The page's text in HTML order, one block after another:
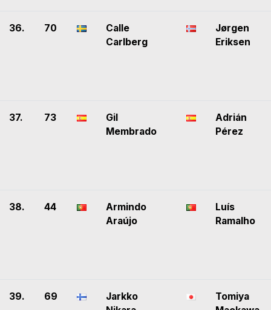
36. 70
Calle
Carlberg
Jørgen
Eriksen
37. 73
Gil
Membrado
Adrián
Pérez
38. 44
Armindo
Araújo
Luís
Ramalho
39. 69
Jarkko
Tomiya